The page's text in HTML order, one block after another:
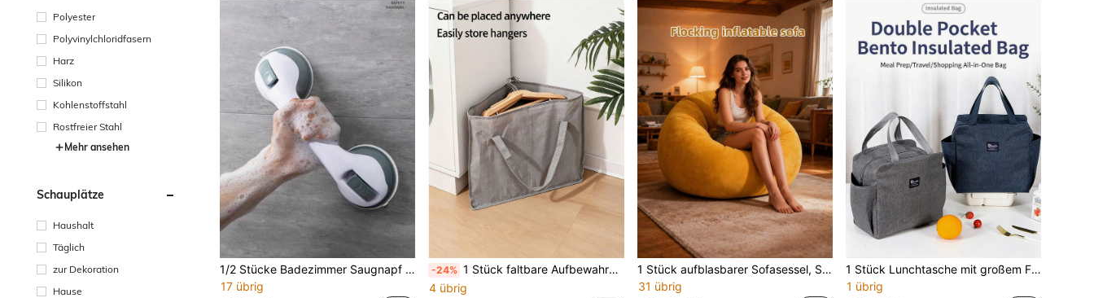
Polyester
Polyvinylchloridfasern
Harz
Silikon
Kohlenstoffstahl
Rostfreier Stahl
Mehr ansehen
Schauplätze
Haushalt
Täglich
zur Dekoration
Hause
1/2 Stücke Badezimmer Saugnapf Haltegriff, ohne Bohren wandmontierter Duschgriff, starke Haftung Stützstange, rutschfester Hilfsgriff, geeignet für Badezimmer Toilette Duschraum Badewanne Tür, Seniorenheim Pflegebedarf
17 übrig
-24% 1 Stück faltbare Aufbewahrungstasche für Kleiderbügel mit Griffen, großer Kapazität, dreieckiger Kleiderbügel-Organizer, Aufbewahrungsbehälter für Kunststoff- und Metallbügel, Wäschekorb, Kleiderschrank-Organizer für Schlafzimmer, Badezimmer, Balkon, Waschküche, Zuhause, Wohnung, unverzichtbare Artikel
4 übrig
1 Stück aufblasbarer Sofasessel, Sitzsack, modernes aufblasbares Kissen, Outdoor-Sofa, tragbarer Outdoor-Campingstuhl, geeignet für Wohnzimmer, Schlafzimmer, Outdoor und Garten, Outdoor-Campingausrüstung
31 übrig
1 Stück Lunchtasche mit großem Fassungsvermögen aus Oxford-Stoff, doppellagig isoliert mit Aluminiumfolien-Auskleidung, tragbare Bento-Tasche mit mehreren Fächern, minimalistische einfarbige Thermotasche zur Lebensmittelaufbewahrung mit Seitentaschen, für Schule, Picknick, Reisen, Sommer-Essentials
1 übrig